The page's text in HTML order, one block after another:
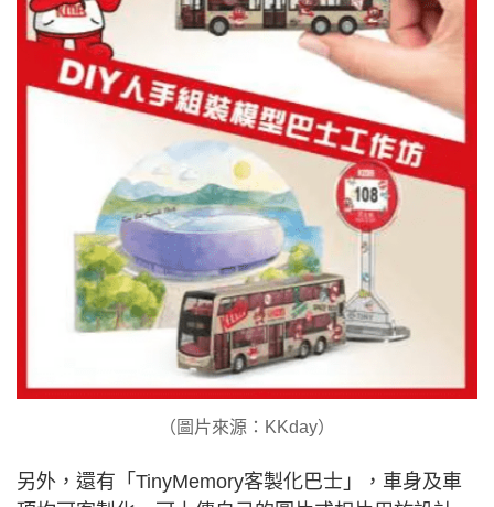
（圖片來源：KKday）
另外，還有「TinyMemory客製化巴士」，車身及車